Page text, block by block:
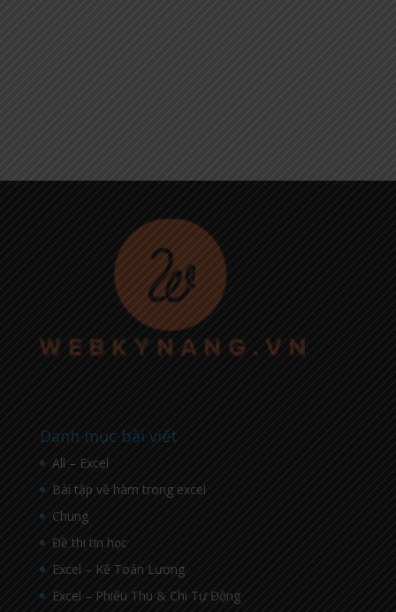
Danh mục bài viết
All – Excel
Bài tập về hàm trong excel
Chung
Đề thi tin học
Excel – Kế Toán Lương
Excel – Phiếu Thu & Chi Tự Động